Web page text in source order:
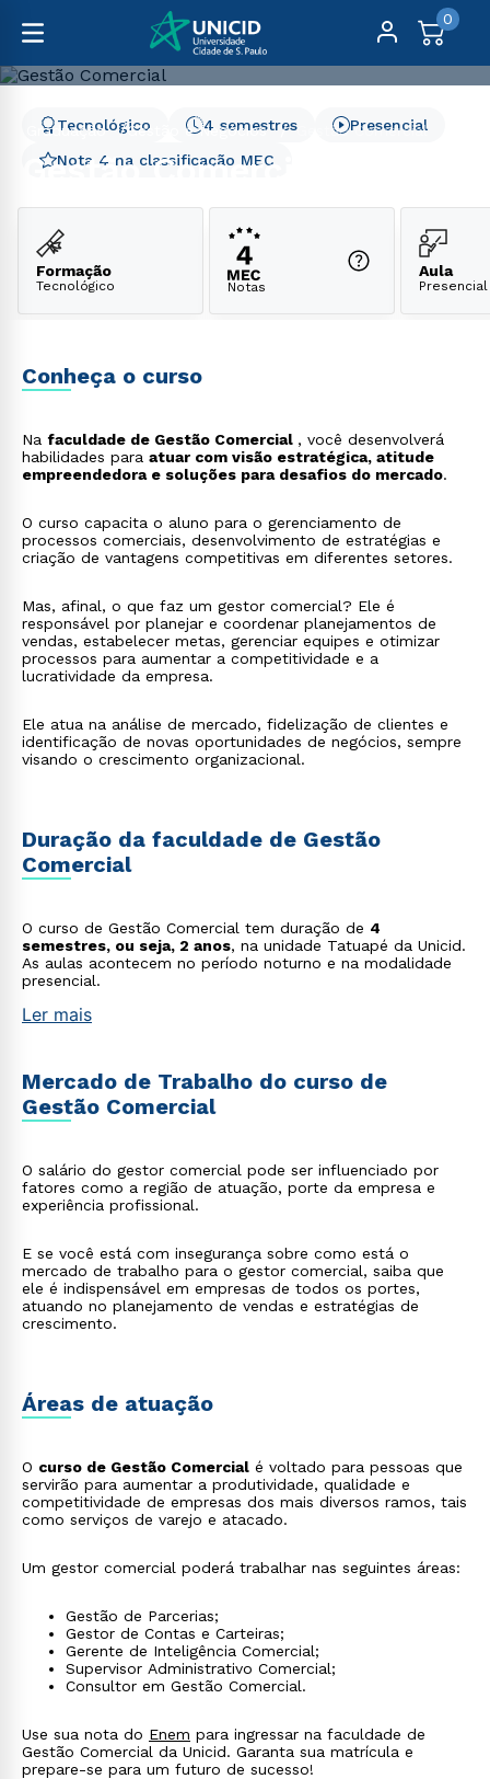
0
Graduação Gestão e Negócios Gestão Comercial
Gestão Comercial
Nota 4 na classificação MEC
4 semestres
Tecnológico Presencial
Formação
Tecnológico Notas
Aula
Presencial
Conheça o curso
Na faculdade de Gestão Comercial , você desenvolverá
habilidades para atuar com visão estratégica, atitude
empreendedora e soluções para desafios do mercado.
O curso capacita o aluno para o gerenciamento de
processos comerciais, desenvolvimento de estratégias e
criação de vantagens competitivas em diferentes setores.
Mas, afinal, o que faz um gestor comercial? Ele é
responsável por planejar e coordenar planejamentos de
vendas, estabelecer metas, gerenciar equipes e otimizar
processos para aumentar a competitividade e a
lucratividade da empresa.
Ele atua na análise de mercado, fidelização de clientes e
identificação de novas oportunidades de negócios, sempre
visando o crescimento organizacional.
Duração da faculdade de Gestão
Comercial
O curso de Gestão Comercial tem duração de 4
semestres, ou seja, 2 anos, na unidade Tatuapé da Unicid.
As aulas acontecem no período noturno e na modalidade
presencial.
Ler mais
Mercado de Trabalho do curso de
Gestão Comercial
O salário do gestor comercial pode ser influenciado por
fatores como a região de atuação, porte da empresa e
experiência profissional.
E se você está com insegurança sobre como está o
mercado de trabalho para o gestor comercial, saiba que
ele é indispensável em empresas de todos os portes,
atuando no planejamento de vendas e estratégias de
crescimento.
Áreas de atuação
O curso de Gestão Comercial é voltado para pessoas que
servirão para aumentar a produtividade, qualidade e
competitividade de empresas dos mais diversos ramos, tais
como serviços de varejo e atacado.
Um gestor comercial poderá trabalhar nas seguintes áreas:
Gestão de Parcerias;
Gestor de Contas e Carteiras;
Gerente de Inteligência Comercial;
Supervisor Administrativo Comercial;
Consultor em Gestão Comercial.
Use sua nota do Enem para ingressar na faculdade de
Gestão Comercial da Unicid. Garanta sua matrícula e
prepare-se para um futuro de sucesso!